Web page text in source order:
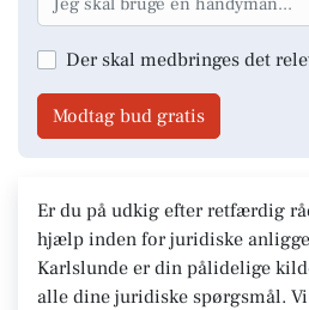
Der skal medbringes det
Modtag bud gratis
Er du på udkig efter retfærdig
hjælp inden for juridiske
Karlslunde er din pålidelige
alle dine juridiske spørgsmål.